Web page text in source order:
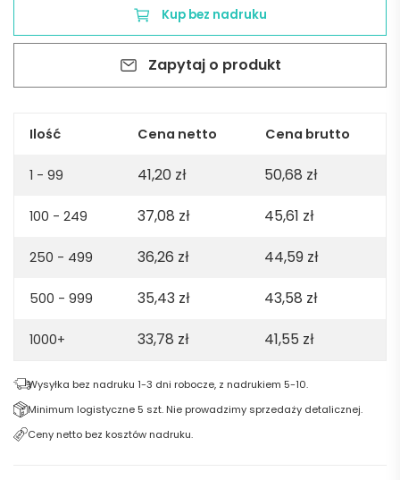
bawełna
recyklingu
gsm
Kup bez nadruku
Zapytaj o produkt
Ilość Cena netto Cena brutto
1 - 99 41,20 zł 50,68 zł
100 - 249 37,08 zł 45,61 zł
250 - 499 36,26 zł 44,59 zł
500 - 999 35,43 zł 43,58 zł
1000+ 33,78 zł 41,55 zł
Wysyłka bez nadruku 1-3 dni robocze, z nadrukiem 5-10.
Minimum logistyczne 5 szt. Nie prowadzimy sprzedaży detalicznej.
Ceny netto bez kosztów nadruku.